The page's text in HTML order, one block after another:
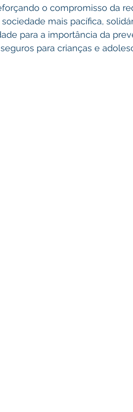
o compromisso da
mais pacífica,
para a importância da
para crianças e